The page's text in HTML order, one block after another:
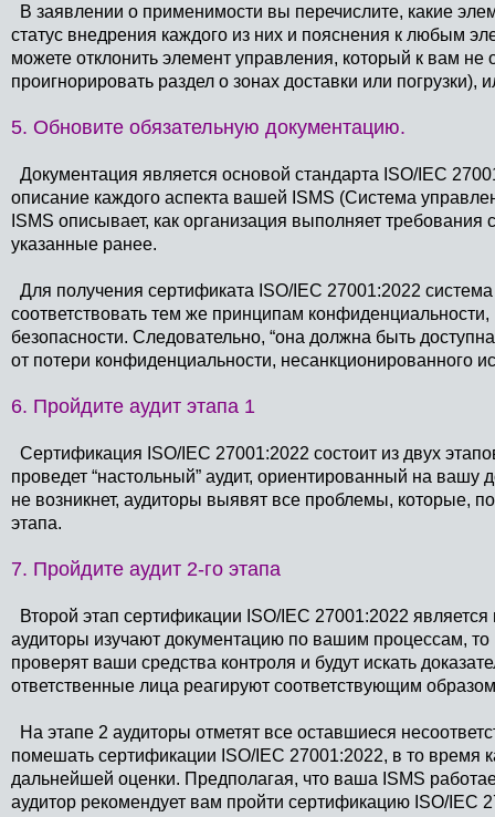
В заявлении о применимости вы перечислите, какие
статус внедрения каждого из них и пояснения к любым
можете отклонить элемент управления, который к вам
проигнорировать раздел о зонах доставки или
5. Обновите обязательную документацию.
Документация является основой стандарта ISO/IEC
описание каждого аспекта вашей ISMS (Система
ISMS описывает, как организация выполняет
указанные ранее.
Для получения сертификата ISO/IEC 27001:2022
соответствовать тем же принципам
безопасности. Следовательно, “она должна быть
от потери конфиденциальности, несанкционированного
6. Пройдите аудит этапа 1
Сертификация ISO/IEC 27001:2022 состоит из двух
проведет “настольный” аудит, ориентированный на
не возникнет, аудиторы выявят все проблемы, которые,
этапа.
7. Пройдите аудит 2-го этапа
Второй этап сертификации ISO/IEC 27001:2022
аудиторы изучают документацию по вашим процессам,
проверят ваши средства контроля и будут искать
ответственные лица реагируют соответствующим
На этапе 2 аудиторы отметят все оставшиеся
помешать сертификации ISO/IEC 27001:2022, в то время
дальнейшей оценки. Предполагая, что ваша ISMS
аудитор рекомендует вам пройти сертификацию ISO/IEC